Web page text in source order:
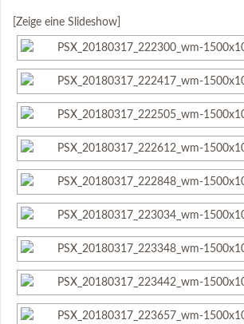
[Zeige eine Slideshow]